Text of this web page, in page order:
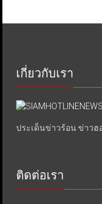
เกี่ยวกับเรา
ประเด็นข่าวร้อน ข่าวฮ
ติดต่อเรา